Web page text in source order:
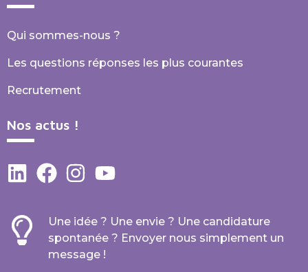
Qui sommes-nous ?
Les questions réponses les plus courantes
Recrutement
Nos actus !
Une idée ? Une envie ? Une candidature
spontanée ? Envoyer nous simplement un
message !